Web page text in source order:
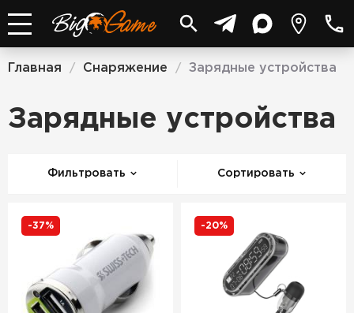
Главная / Снаряжение / Зарядные устройства
Зарядные устройства
Фильтровать Сортировать
-37% -20%